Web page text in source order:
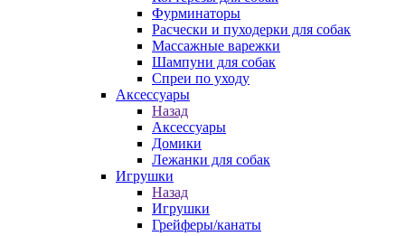
Фурминаторы
Расчески и пуходерки для собак
Массажные варежки
Шампуни для собак
Спреи по уходу
Аксессуары
Назад
Аксессуары
Домики
Лежанки для собак
Игрушки
Назад
Игрушки
Грейферы/канаты